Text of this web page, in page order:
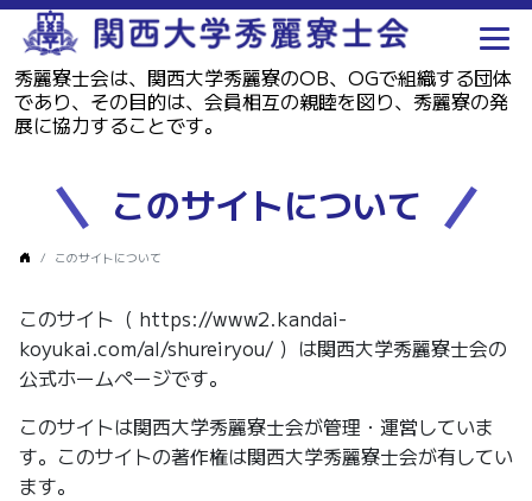
秀麗寮士会は、関西大学秀麗寮のOB、OGで組織する団体
であり、その目的は、会員相互の親睦を図り、秀麗寮の発
展に協力することです。
このサイトについて
このサイトについて
このサイト（ https://www2.kandai-
koyukai.com/al/shureiryou/ ）は関西大学秀麗寮士会の
公式ホームページです。
このサイトは関西大学秀麗寮士会が管理・運営していま
す。このサイトの著作権は関西大学秀麗寮士会が有してい
ます。